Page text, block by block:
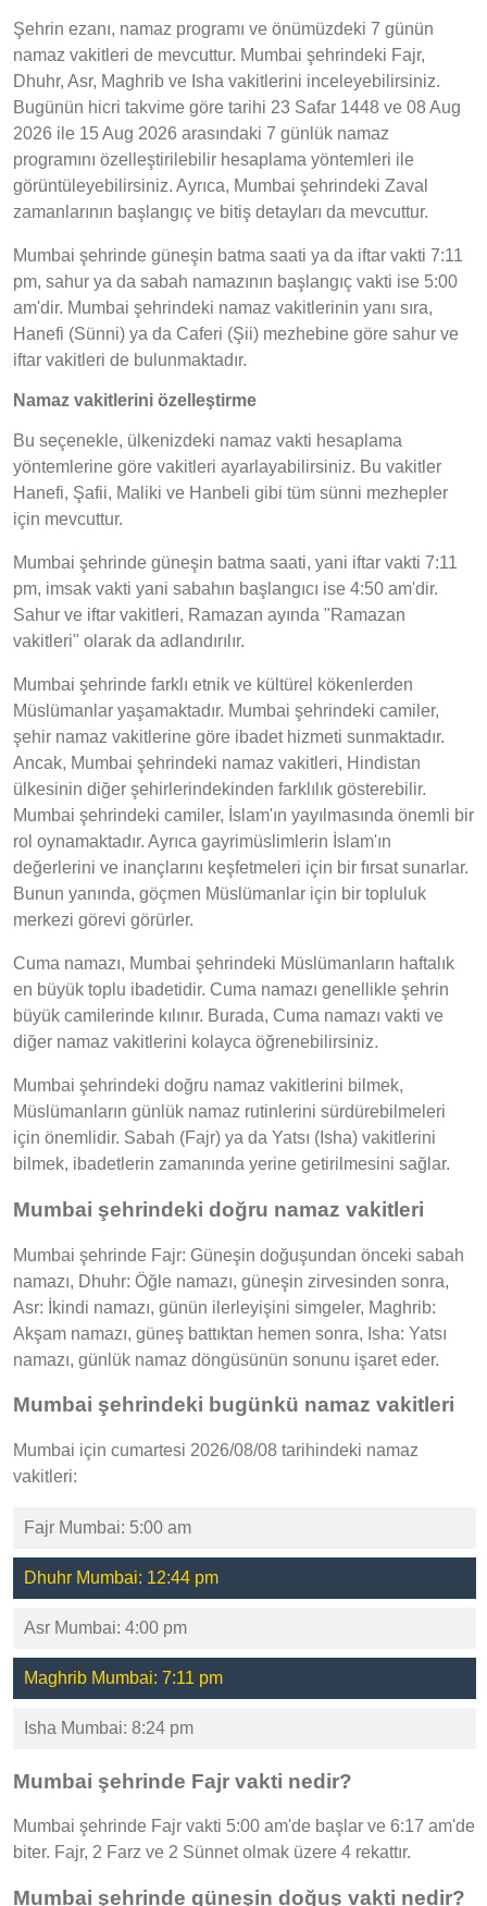
Şehrin ezanı, namaz programı ve önümüzdeki 7 günün
namaz vakitleri de mevcuttur. Mumbai şehrindeki Fajr,
Dhuhr, Asr, Maghrib ve Isha vakitlerini inceleyebilirsiniz.
Bugünün hicri takvime göre tarihi 23 Safar 1448 ve 08 Aug
2026 ile 15 Aug 2026 arasındaki 7 günlük namaz
programını özelleştirilebilir hesaplama yöntemleri ile
görüntüleyebilirsiniz. Ayrıca, Mumbai şehrindeki Zaval
zamanlarının başlangıç ve bitiş detayları da mevcuttur.
Mumbai şehrinde güneşin batma saati ya da iftar vakti 7:11
pm, sahur ya da sabah namazının başlangıç vakti ise 5:00
am'dir. Mumbai şehrindeki namaz vakitlerinin yanı sıra,
Hanefi (Sünni) ya da Caferi (Şii) mezhebine göre sahur ve
iftar vakitleri de bulunmaktadır.
Namaz vakitlerini özelleştirme
Bu seçenekle, ülkenizdeki namaz vakti hesaplama
yöntemlerine göre vakitleri ayarlayabilirsiniz. Bu vakitler
Hanefi, Şafii, Maliki ve Hanbeli gibi tüm sünni mezhepler
için mevcuttur.
Mumbai şehrinde güneşin batma saati, yani iftar vakti 7:11
pm, imsak vakti yani sabahın başlangıcı ise 4:50 am'dir.
Sahur ve iftar vakitleri, Ramazan ayında "Ramazan
vakitleri" olarak da adlandırılır.
Mumbai şehrinde farklı etnik ve kültürel kökenlerden
Müslümanlar yaşamaktadır. Mumbai şehrindeki camiler,
şehir namaz vakitlerine göre ibadet hizmeti sunmaktadır.
Ancak, Mumbai şehrindeki namaz vakitleri, Hindistan
ülkesinin diğer şehirlerindekinden farklılık gösterebilir.
Mumbai şehrindeki camiler, İslam'ın yayılmasında önemli bir
rol oynamaktadır. Ayrıca gayrimüslimlerin İslam'ın
değerlerini ve inançlarını keşfetmeleri için bir fırsat sunarlar.
Bunun yanında, göçmen Müslümanlar için bir topluluk
merkezi görevi görürler.
Cuma namazı, Mumbai şehrindeki Müslümanların haftalık
en büyük toplu ibadetidir. Cuma namazı genellikle şehrin
büyük camilerinde kılınır. Burada, Cuma namazı vakti ve
diğer namaz vakitlerini kolayca öğrenebilirsiniz.
Mumbai şehrindeki doğru namaz vakitlerini bilmek,
Müslümanların günlük namaz rutinlerini sürdürebilmeleri
için önemlidir. Sabah (Fajr) ya da Yatsı (Isha) vakitlerini
bilmek, ibadetlerin zamanında yerine getirilmesini sağlar.
Mumbai şehrindeki doğru namaz vakitleri
Mumbai şehrinde Fajr: Güneşin doğuşundan önceki sabah
namazı, Dhuhr: Öğle namazı, güneşin zirvesinden sonra,
Asr: İkindi namazı, günün ilerleyişini simgeler, Maghrib:
Akşam namazı, güneş battıktan hemen sonra, Isha: Yatsı
namazı, günlük namaz döngüsünün sonunu işaret eder.
Mumbai şehrindeki bugünkü namaz vakitleri
Mumbai için cumartesi 2026/08/08 tarihindeki namaz
vakitleri:
Fajr Mumbai: 5:00 am
Dhuhr Mumbai: 12:44 pm
Asr Mumbai: 4:00 pm
Maghrib Mumbai: 7:11 pm
Isha Mumbai: 8:24 pm
Mumbai şehrinde Fajr vakti nedir?
Mumbai şehrinde Fajr vakti 5:00 am'de başlar ve 6:17 am'de
biter. Fajr, 2 Farz ve 2 Sünnet olmak üzere 4 rekattır.
Mumbai şehrinde güneşin doğuş vakti nedir?